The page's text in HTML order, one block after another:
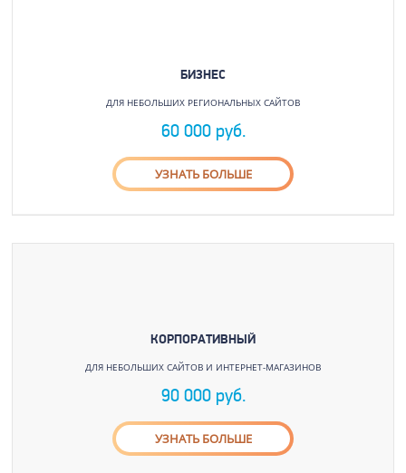
БИЗНЕС
ДЛЯ НЕБОЛЬШИХ РЕГИОНАЛЬНЫХ САЙТОВ
60 000 руб.
УЗНАТЬ БОЛЬШЕ
КОРПОРАТИВНЫЙ
ДЛЯ НЕБОЛЬШИХ САЙТОВ И ИНТЕРНЕТ-МАГАЗИНОВ
90 000 руб.
УЗНАТЬ БОЛЬШЕ